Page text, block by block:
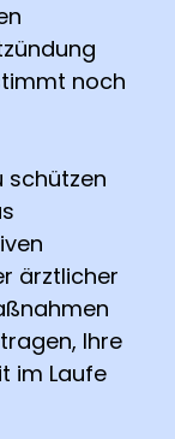
noch
schützen
ärztlicher
Ihre
im Laufe